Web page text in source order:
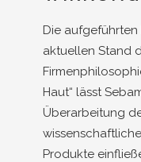
Die
aktuellen Stand
Haut“ lässt
Überarbeitung
Produkte